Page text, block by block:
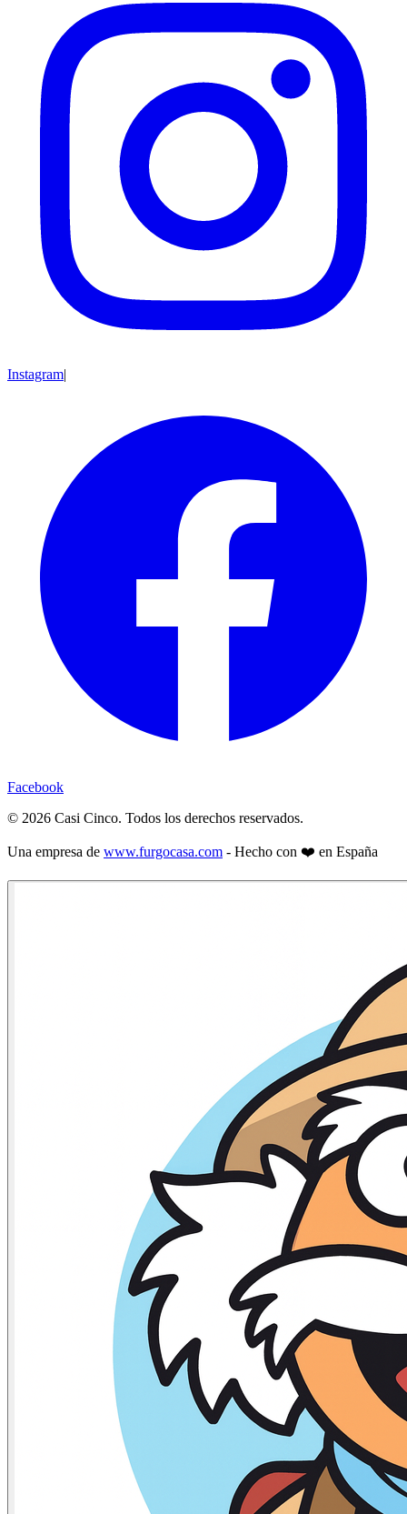
Instagram|
Facebook
© 2026 Casi Cinco. Todos los derechos reservados.
Una empresa de www.furgocasa.com - Hecho con ❤️ en España